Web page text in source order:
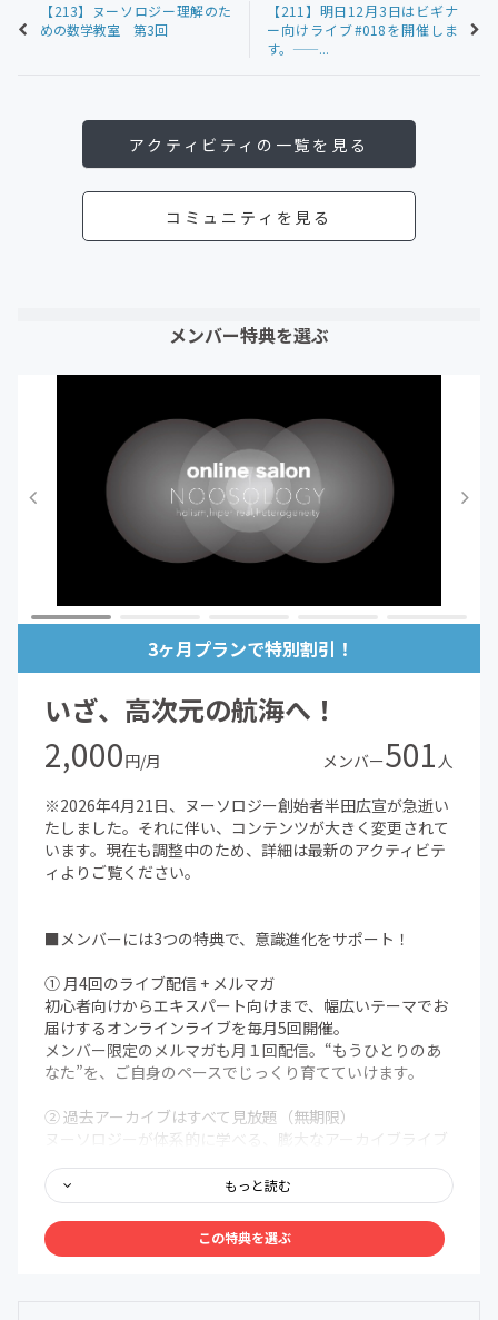
【213】ヌーソロジー理解のた
めの数学教室 第3回
【211】明日12月3日はビギナ
ー向けライブ#018を開催しま
す。——...
アクティビティの一覧を見る
コミュニティを見る
メンバー特典を選ぶ
3ヶ月プランで特別割引！
いざ、高次元の航海へ！
2,000円/月 メンバー501 人
※2026年4月21日、ヌーソロジー創始者半田広宣が急逝い
たしました。それに伴い、コンテンツが大きく変更されて
います。現在も調整中のため、詳細は最新のアクティビテ
ィよりご覧ください。
■メンバーには3つの特典で、意識進化をサポート！
① 月4回のライブ配信 + メルマガ
初心者向けからエキスパート向けまで、幅広いテーマでお
届けするオンラインライブを毎月5回開催。
メンバー限定のメルマガも月１回配信。“もうひとりのあ
なた”を、ご自身のペースでじっくり育てていけます。
② 過去アーカイブはすべて見放題（無期限）
ヌーソロジーが体系的に学べる、膨大なアーカイブライブ
も、どこでも、自分の好きなタイミングでアクセスできま
す。
③ メンバー限定Discordコミュニティ
もっと読む
この特典を選ぶ